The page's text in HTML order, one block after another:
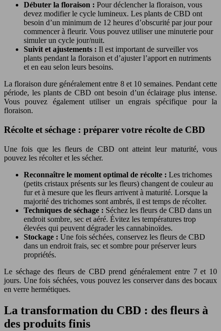
Débuter la floraison : Pour déclencher la floraison, vous
devez modifier le cycle lumineux. Les plants de CBD ont
besoin d’un minimum de 12 heures d’obscurité par jour pour
commencer à fleurir. Vous pouvez utiliser une minuterie pour
simuler un cycle jour/nuit.
Suivit et ajustements : Il est important de surveiller vos
plants pendant la floraison et d’ajuster l’apport en nutriments
et en eau selon leurs besoins.
La floraison dure généralement entre 8 et 10 semaines. Pendant cette
période, les plants de CBD ont besoin d’un éclairage plus intense.
Vous pouvez également utiliser un engrais spécifique pour la
floraison.
Récolte et séchage : préparer votre récolte de CBD
Une fois que les fleurs de CBD ont atteint leur maturité, vous
pouvez les récolter et les sécher.
Reconnaître le moment optimal de récolte : Les trichomes
(petits cristaux présents sur les fleurs) changent de couleur au
fur et à mesure que les fleurs arrivent à maturité. Lorsque la
majorité des trichomes sont ambrés, il est temps de récolter.
Techniques de séchage : Séchez les fleurs de CBD dans un
endroit sombre, sec et aéré. Évitez les températures trop
élevées qui peuvent dégrader les cannabinoïdes.
Stockage : Une fois séchées, conservez les fleurs de CBD
dans un endroit frais, sec et sombre pour préserver leurs
propriétés.
Le séchage des fleurs de CBD prend généralement entre 7 et 10
jours. Une fois séchées, vous pouvez les conserver dans des bocaux
en verre hermétiques.
La transformation du CBD : des fleurs à
des produits finis